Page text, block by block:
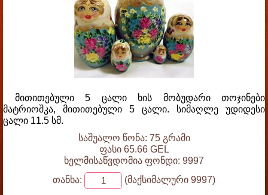
მითითებული 5 ცალი ხის მობუდარი თოჯინები
მატრიოშკა, მითითებული 5 ცალი. სიმაღლე უდიდესი
ცალი 11.5 სმ.
საშუალო წონა: 75 გრამი
ფასი 65.66 GEL
ხელმისაწვდომია ფონდი: 9997
თანხა:
(მაქსიმალური 9997)